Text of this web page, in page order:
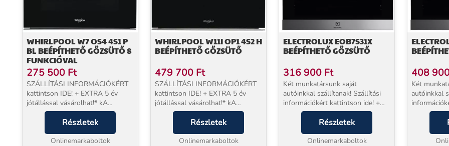
WHIRLPOOL W7 OS4 4S1 P
BL BEÉPÍTHETŐ GŐZSÜTŐ 8
FUNKCIÓVAL
275 500 Ft
SZÁLLÍTÁSI INFORMÁCIÓKÉRT
kattintson IDE! + EXTRA 5 év
jótállással vásárolhat!* kA
megrendelt termékeket két SAJÁT
munkatársunk szállítja házhoz,
órapontosan, az ország egész
területén! Whirlpool W7 ...
Részletek
Onlinemarkaboltok
WHIRLPOOL W11I OP1 4S2 H
BEÉPÍTHETŐ GŐZSÜTŐ
479 700 Ft
SZÁLLÍTÁSI INFORMÁCIÓKÉRT
kattintson IDE! + EXTRA 5 év
jótállással vásárolhat!* kA
megrendelt termékeket két SAJÁT
munkatársunk szállítja házhoz,
órapontosan, az ország egész
területén! Whirlpool beé...
Részletek
Onlinemarkaboltok
ELECTROLUX EOB7S31X
BEÉPÍTHETŐ GŐZSÜTŐ
316 900 Ft
Két munkatársunk saját
autóinkkal szállítanak! Szállítási
információkért kattintson ide! +
EXTRA 5 év jótállással
vásárolhat!* Beüzemelés
szolgáltatásunk a készülék mellé
NEM választható. Electrolux ...
Részletek
Onlinemarkaboltok
408
Két
autóinkkal
EXTRA 5
NEM